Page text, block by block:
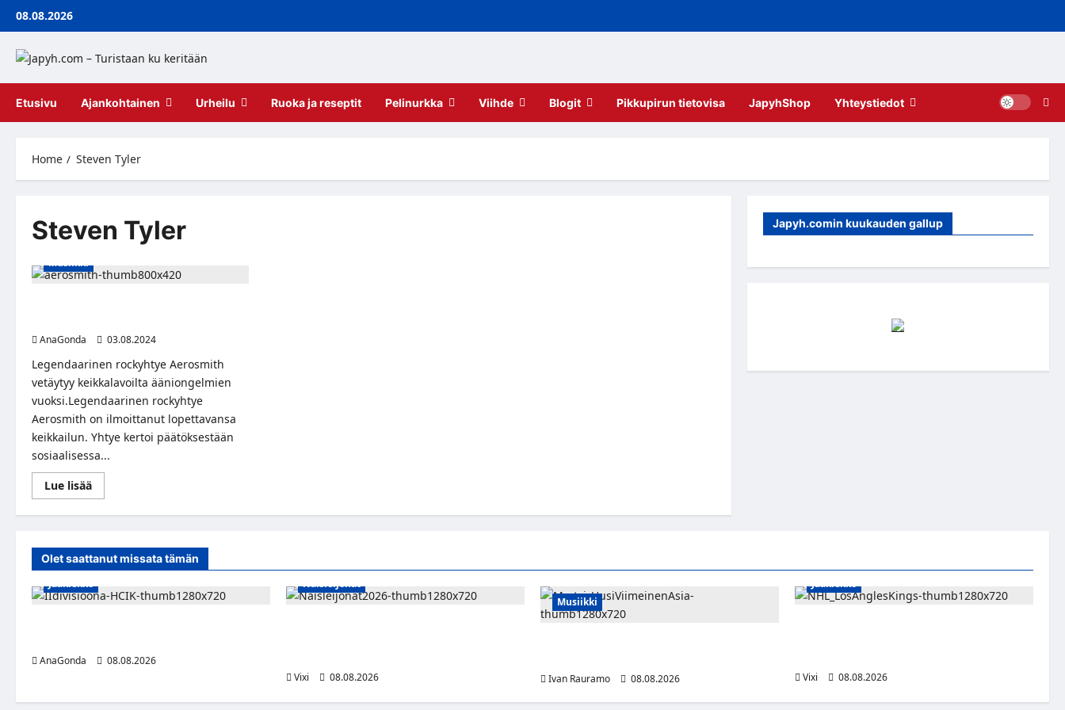
Skip08.08.2026
Etusivu Ajankohtainen Urheilu Ruoka ja reseptit Pelinurkka Viihde Blogit Pikkupirun tietovisa JapyhShop Yhteystiedot
Home Steven Tyler
Steven Tyler
Musiikki
AnaGonda
03.08.2024
Legendaarinen rockyhtye Aerosmith
vetäytyy keikkalavoilta ääniongelmien
vuoksi.Legendaarinen rockyhtye
Aerosmith on ilmoittanut lopettavansa
keikkailun. Yhtye kertoi päätöksestään
sosiaalisessa...
Lue lisääRead
more
Legendaarinen
lopettaa
keikkailun
Japyh.comin kuukauden gallup
Olet saattanut missata tämän
Jääkiekko
AnaGonda
08.08.2026
Naisleijonat
Vixi
08.08.2026
Musiikki
Ivan Rauramo
08.08.2026
Jääkiekko
Vixi
08.08.2026